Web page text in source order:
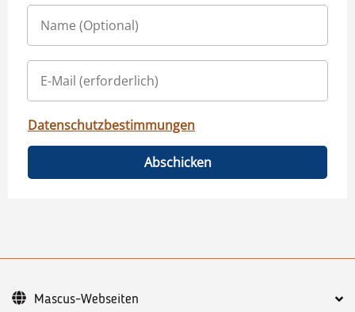
Datenschutzbestimmungen
Abschicken
Mascus-Webseiten